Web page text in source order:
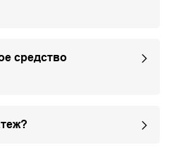
средство